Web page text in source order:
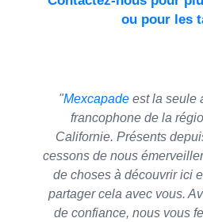
ou pour les
"Mexcapade est la seule
francophone de la
Californie. Présents
cessons de nous
de choses à découvrir ici
partager cela avec vous.
de confiance, nous vous